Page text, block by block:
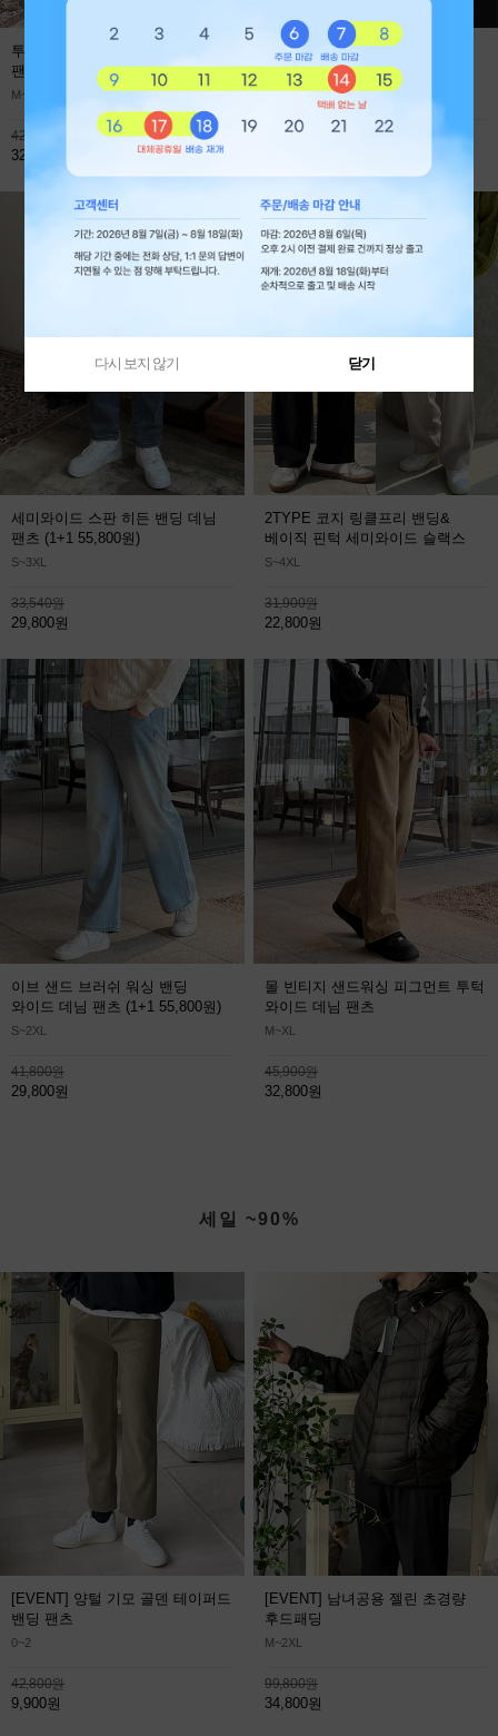
투턱 사계절 프리미엄 와이드 데님
팬츠
(1+1 59,800원)
M~XL
42,800원
32,800원
에어로 쿨에버 절개 오버핏 긴팔
티셔츠
M~XL
45,900원
세미와이드 스판 히든 밴딩 데님
팬츠 (1+1 55,800원)
S~3XL
33,540원
29,800원
2TYPE 코지 링클프리 밴딩&
베이직 핀턱 세미와이드 슬랙스
S~4XL
31,900원
22,800원
이브 샌드 브러쉬 워싱 밴딩
와이드 데님 팬츠 (1+1 55,800원)
S~2XL
41,800원
29,800원
몰 빈티지 샌드워싱 피그먼트 투턱
와이드 데님 팬츠
M~XL
45,900원
32,800원
세일 ~90%
[EVENT] 양털 기모 골덴 테이퍼드
밴딩 팬츠
0~2
42,800원
9,900원
[EVENT] 남녀공용 젤린 초경량
후드패딩
M~2XL
99,800원
34,800원
다시 보지 않기 닫기